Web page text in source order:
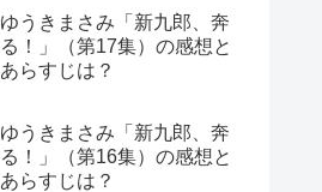
ゆうきまさみ「新九郎、奔
る！」（第17集）の感想と
あらすじは？
ゆうきまさみ「新九郎、奔
る！」（第16集）の感想と
あらすじは？